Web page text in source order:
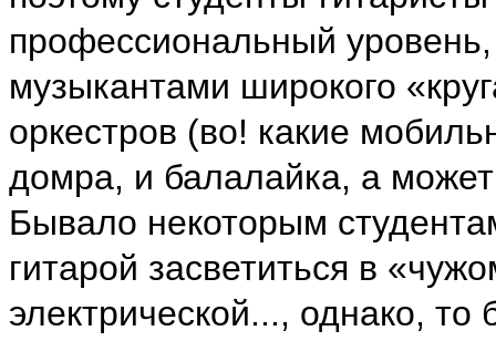
профессиональный уровень,
музыкантами широкого
оркестров (во! какие
домра, и балалайка, а
Бывало некоторым
гитарой засветиться в
электрической..., однако,